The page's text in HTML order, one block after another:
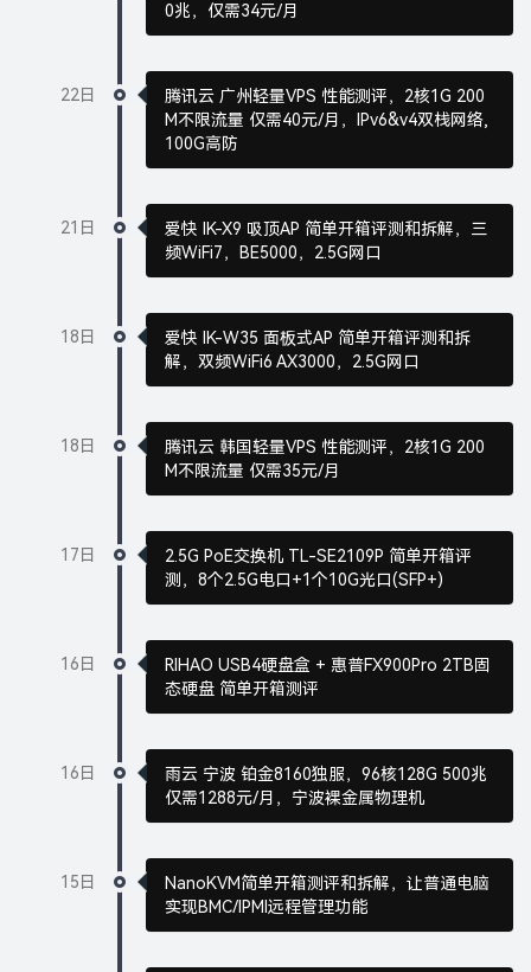
0兆，仅需34元/月
22日
腾讯云 广州轻量VPS 性能测评，2核1G 200
M不限流量 仅需40元/月，IPv6&v4双栈网络,
100G高防
21日
爱快 IK-X9 吸顶AP 简单开箱评测和拆解，三
频WiFi7，BE5000，2.5G网口
18日
爱快 IK-W35 面板式AP 简单开箱评测和拆
解，双频WiFi6 AX3000，2.5G网口
18日
腾讯云 韩国轻量VPS 性能测评，2核1G 200
M不限流量 仅需35元/月
17日
2.5G PoE交换机 TL-SE2109P 简单开箱评
测，8个2.5G电口+1个10G光口(SFP+)
16日
RIHAO USB4硬盘盒 + 惠普FX900Pro 2TB固
态硬盘 简单开箱测评
16日
雨云 宁波 铂金8160独服，96核128G 500兆
仅需1288元/月，宁波裸金属物理机
15日
NanoKVM简单开箱测评和拆解，让普通电脑
实现BMC/IPMI远程管理功能